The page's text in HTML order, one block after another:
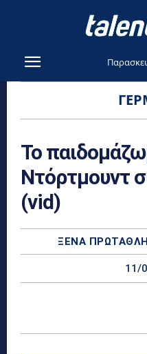
Το
Ντόρτμουντ
(vid)
ΞΈΝΑ
11/